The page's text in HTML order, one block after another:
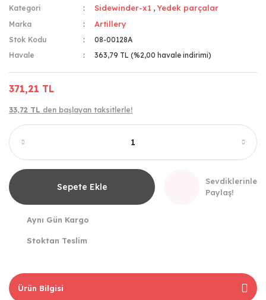
Kategori Sidewinder-x1 ,Yedek parçalar
Marka Artillery
Stok Kodu
08-00128A
Havale
363,79 TL (%2,00 havale indirimi)
371,21 TL
33,72 TL den başlayan taksitlerle!
Sepete Ekle
Sevdiklerinle
Paylaş!
Aynı Gün Kargo
Stoktan Teslim
Ürün Bilgisi